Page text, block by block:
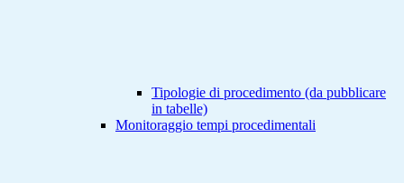
Tipologie di procedimento (da pubblicare
in tabelle)
Monitoraggio tempi procedimentali